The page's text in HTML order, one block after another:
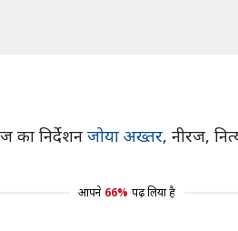
का निर्देशन जोया अख्तर, नीरज,
आपने 66% पढ़ लिया है